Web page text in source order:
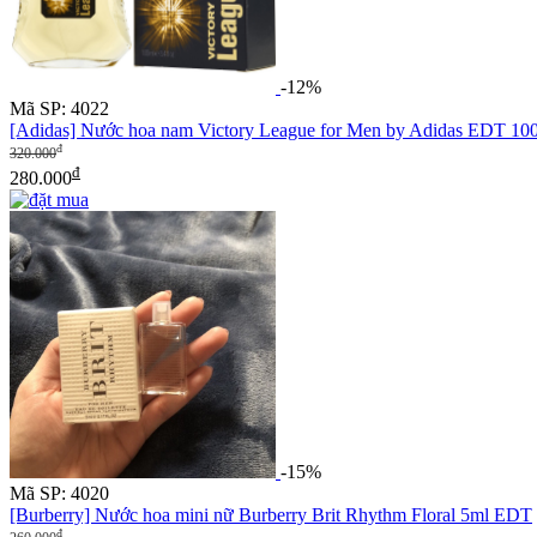
-12%
Mã SP: 4022
[Adidas] Nước hoa nam Victory League for Men by Adidas EDT
320.000đ
280.000đ
-15%
Mã SP: 4020
[Burberry] Nước hoa mini nữ Burberry Brit Rhythm Floral 5ml EDT
đ